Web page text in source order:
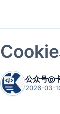
公众号@
2026-03-